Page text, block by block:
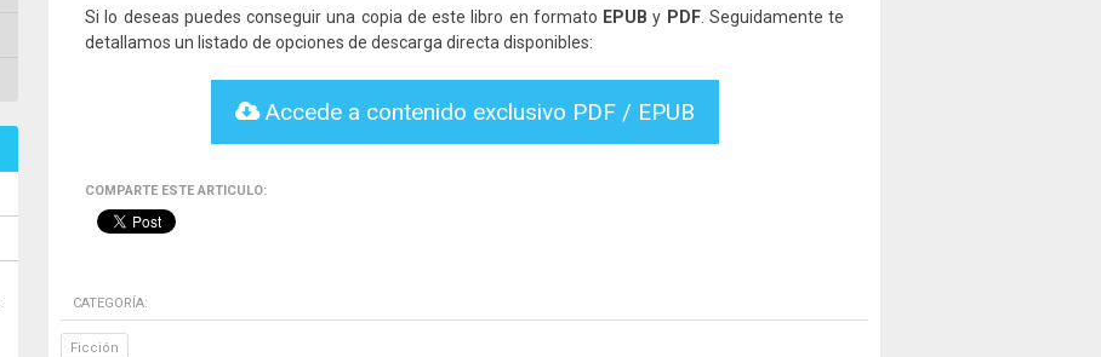
Si lo deseas puedes conseguir una copia de este libro en formato EPUB y PDF. Seguidamente te
detallamos un listado de opciones de descarga directa disponibles:
Accede a contenido exclusivo PDF / EPUB
COMPARTE ESTE ARTICULO:
CATEGORÍA:
Ficción